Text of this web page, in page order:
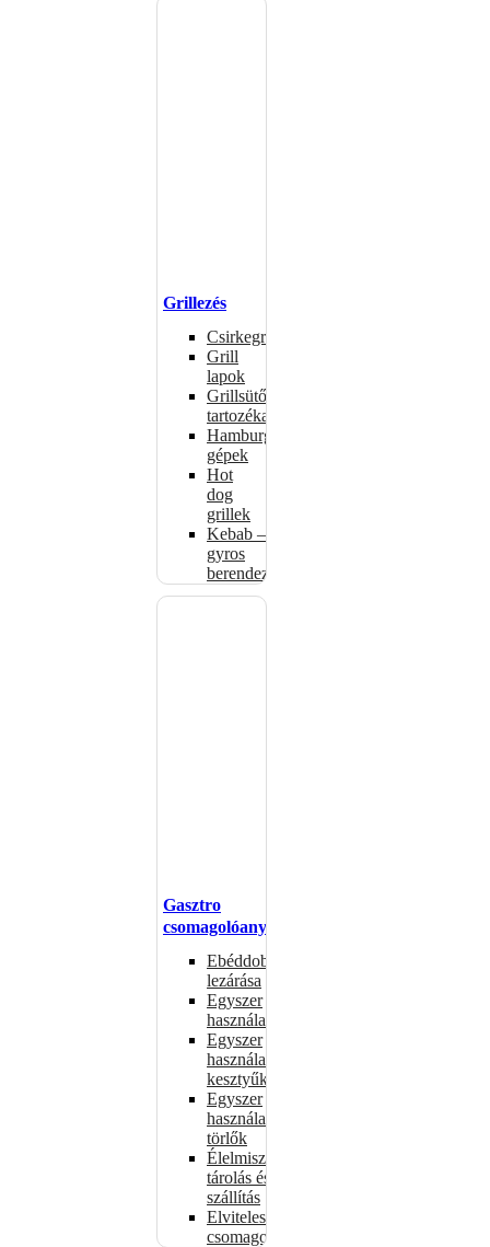
Grillezés
Csirkegrillek
Grill
lapok
Grillsütők
tartozékai
Hamburgerformázó
gépek
Hot
dog
grillek
Kebab –
gyros
berendezés
Gasztro
csomagolóanyagok
Ebéddobozok
lezárása
Egyszer
használatos
Egyszer
használatos
kesztyűk
Egyszer
használatos
törlők
Élelmiszer-
tárolás és
szállítás
Elviteles
csomagolóanyagok